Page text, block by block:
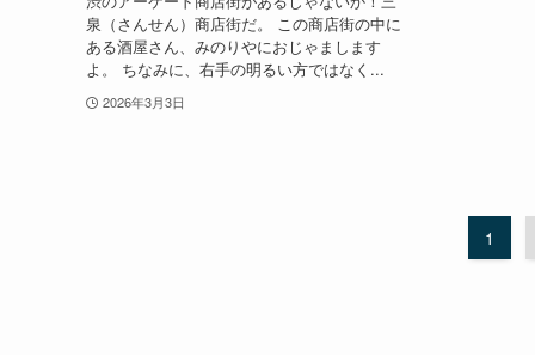
泉（さんせん）商店街だ。 この商店街の中に
ある酒屋さん、みのりやにおじゃまします
よ。 ちなみに、右手の明るい方ではなく...
2026年3月3日
1